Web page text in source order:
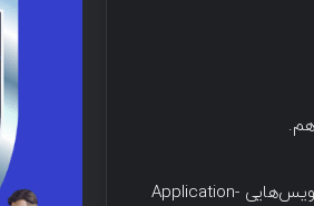
استفاده از قالب‌های تکرارپذیر برای تعریف سیاست‌های شبکه، به ‌گونه‌ای که بتوانند سرویس‌هایی Application-